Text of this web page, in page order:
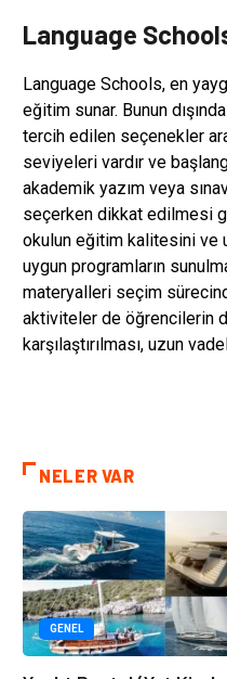
Language
Language Schools, en
eğitim sunar. Bunun
tercih edilen seçenekler
seviyeleri vardır ve
akademik yazım veya
seçerken dikkat edilmesi
okulun eğitim kalitesini ve
uygun programların
materyalleri seçim
aktiviteler de öğrencilerin
karşılaştırılması, uzun
NELER VAR
GENEL